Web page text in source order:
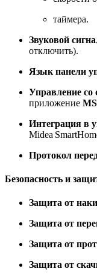
таймера.
Звуковой
отключить).
Язык панели
Управление со
приложение
Интеграция в
Midea
Протокол
Безопасность и
Защита от
Защита от
Защита от
Защита от